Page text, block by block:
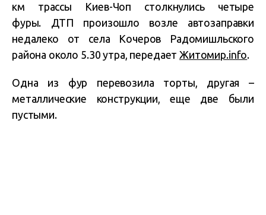
км трассы Киев-Чоп столкнулись четыре
фуры. ДТП произошло возле автозаправки
недалеко от села Кочеров Радомишльского
района около 5.30 утра, передаетЖитомир.info.
Одна из фур перевозила торты, другая –
металлические конструкции, еще две были
пустыми.